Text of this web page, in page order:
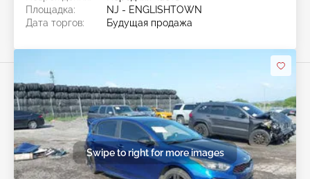
Площадка:
NJ - ENGLISHTOWN
Дата торгов:
Будущая продажа
Swipe to right for more images